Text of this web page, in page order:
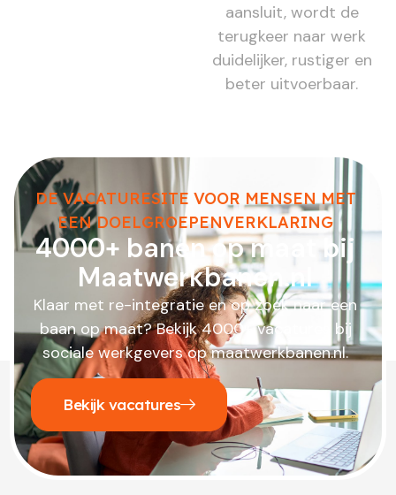
aansluit, wordt de
terugkeer naar werk
duidelijker, rustiger en
beter uitvoerbaar.
DE VACATURESITE VOOR MENSEN MET
EEN DOELGROEPENVERKLARING
4000+ banen op maat bij
Maatwerkbanen.nl
Klaar met re-integratie en op zoek naar een
baan op maat? Bekijk 4000+ vacatures bij
sociale werkgevers op maatwerkbanen.nl.
Bekijk vacatures